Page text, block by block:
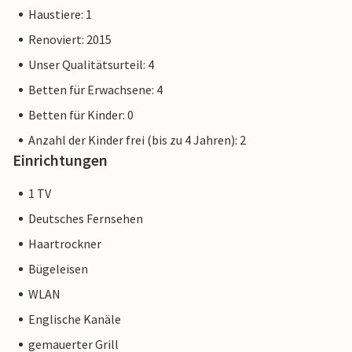
Haustiere: 1
Renoviert: 2015
Unser Qualitätsurteil: 4
Betten für Erwachsene: 4
Betten für Kinder: 0
Anzahl der Kinder frei (bis zu 4 Jahren): 2
Einrichtungen
1 TV
Deutsches Fernsehen
Haartrockner
Bügeleisen
WLAN
Englische Kanäle
gemauerter Grill